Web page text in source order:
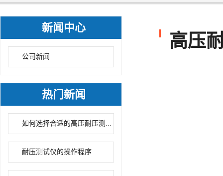
新闻中心
公司新闻
热门新闻
如何选择合适的高压耐压测...
耐压测试仪的操作程序
高压